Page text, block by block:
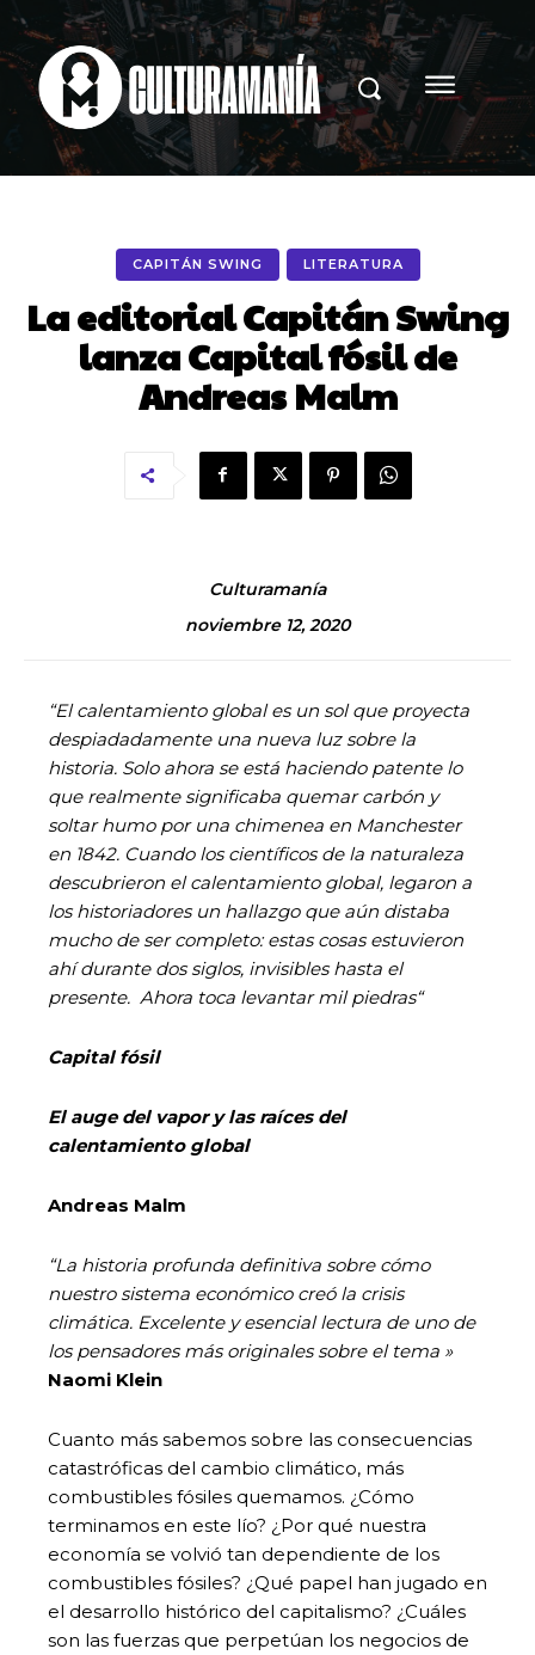
CAPITÁN SWING LITERATURA
La editorial Capitán Swing
lanza Capital fósil de
Andreas Malm
Culturamanía
noviembre 12, 2020
“El calentamiento global es un sol que proyecta
despiadadamente una nueva luz sobre la
historia. Solo ahora se está haciendo patente lo
que realmente significaba quemar carbón y
soltar humo por una chimenea en Manchester
en 1842. Cuando los científicos de la naturaleza
descubrieron el calentamiento global, legaron a
los historiadores un hallazgo que aún distaba
mucho de ser completo: estas cosas estuvieron
ahí durante dos siglos, invisibles hasta el
presente. Ahora toca levantar mil piedras“
Capital fósil
El auge del vapor y las raíces del
calentamiento global
Andreas Malm
“La historia profunda definitiva sobre cómo
nuestro sistema económico creó la crisis
climática. Excelente y esencial lectura de uno de
los pensadores más originales sobre el tema »
Naomi Klein
Cuanto más sabemos sobre las consecuencias
catastróficas del cambio climático, más
combustibles fósiles quemamos. ¿Cómo
terminamos en este lío? ¿Por qué nuestra
economía se volvió tan dependiente de los
combustibles fósiles? ¿Qué papel han jugado en
el desarrollo histórico del capitalismo? ¿Cuáles
son las fuerzas que perpetúan los negocios de